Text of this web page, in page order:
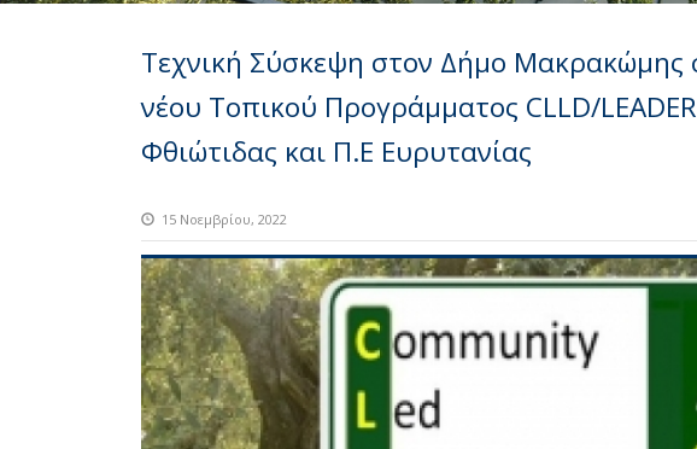
Τεχνική Σύσκεψη στον Δήμο Μακρακώμης
νέου Τοπικού Προγράμματος CLLD/
Φθιώτιδας και Π.Ε Ευρυτανίας
15 Νοεμβρίου, 2022